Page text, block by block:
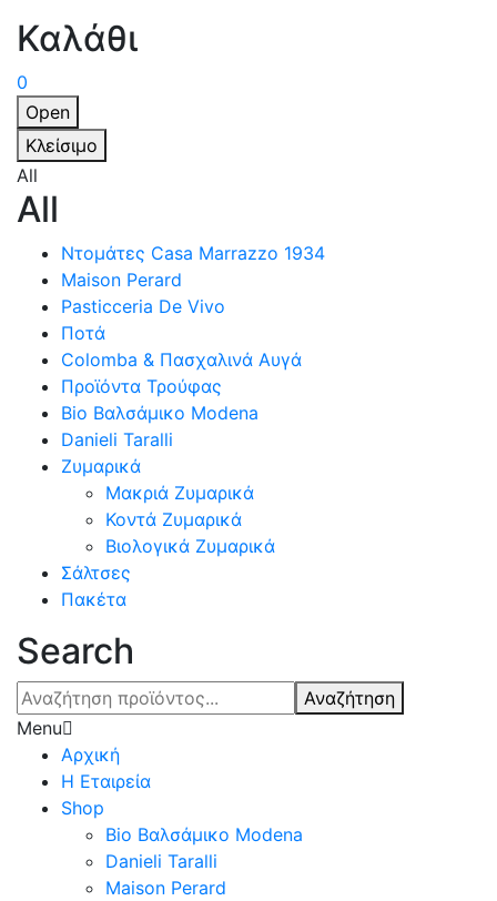
Καλάθι
0
Open
Κλείσιμο
All
All
Ντομάτες Casa Marrazzo 1934
Maison Perard
Pasticceria De Vivo
Ποτά
Colomba & Πασχαλινά Αυγά
Προϊόντα Τρούφας
Bio Βαλσάμικο Modena
Danieli Taralli
Ζυμαρικά
Μακριά Ζυμαρικά
Κοντά Ζυμαρικά
Βιολογικά Ζυμαρικά
Σάλτσες
Πακέτα
Search
Αναζήτηση
Menu
Αρχική
Η Εταιρεία
Shop
Bio Βαλσάμικο Modena
Danieli Taralli
Maison Perard